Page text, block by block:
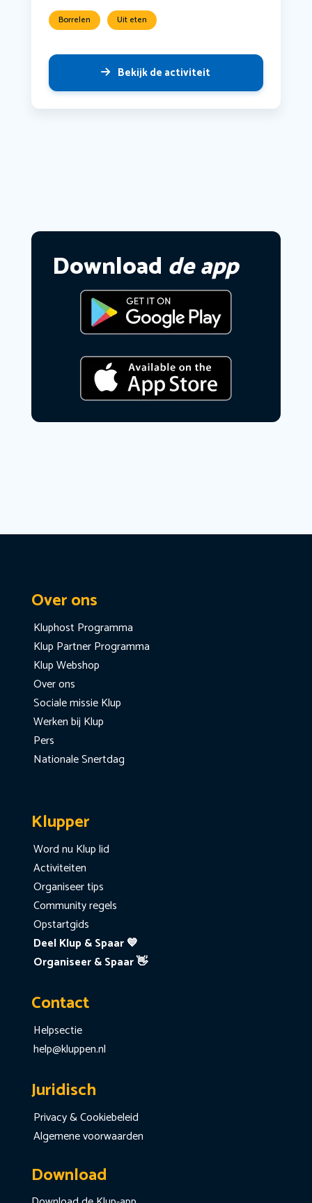
Borrelen Uit eten
Bekijk de activiteit
Download de app
Over ons
Kluphost Programma
Klup Partner Programma
Klup Webshop
Over ons
Sociale missie Klup
Werken bij Klup
Pers
Nationale Snertdag
Klupper
Word nu Klup lid
Activiteiten
Organiseer tips
Community regels
Opstartgids
Deel Klup & Spaar 💙
Organiseer & Spaar 👋
Contact
Helpsectie
help@kluppen.nl
Juridisch
Privacy & Cookiebeleid
Algemene voorwaarden
Download